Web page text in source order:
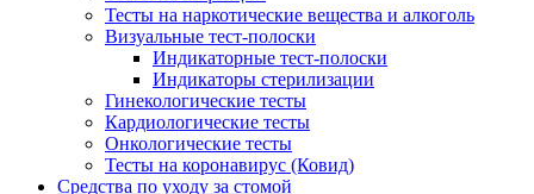
Тесты на наркотические вещества и алкоголь
Визуальные тест-полоски
Индикаторные тест-полоски
Индикаторы стерилизации
Гинекологические тесты
Кардиологические тесты
Онкологические тесты
Тесты на коронавирус (Ковид)
Средства по уходу за стомой